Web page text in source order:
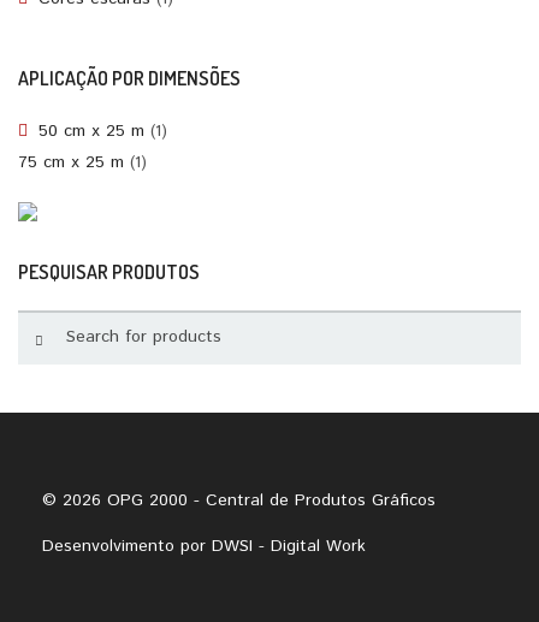
APLICAÇÃO POR DIMENSÕES
50 cm x 25 m (1)
75 cm x 25 m (1)
PESQUISAR PRODUTOS
© 2026 OPG 2000 - Central de Produtos Gráficos
Desenvolvimento por DWSI - Digital Work